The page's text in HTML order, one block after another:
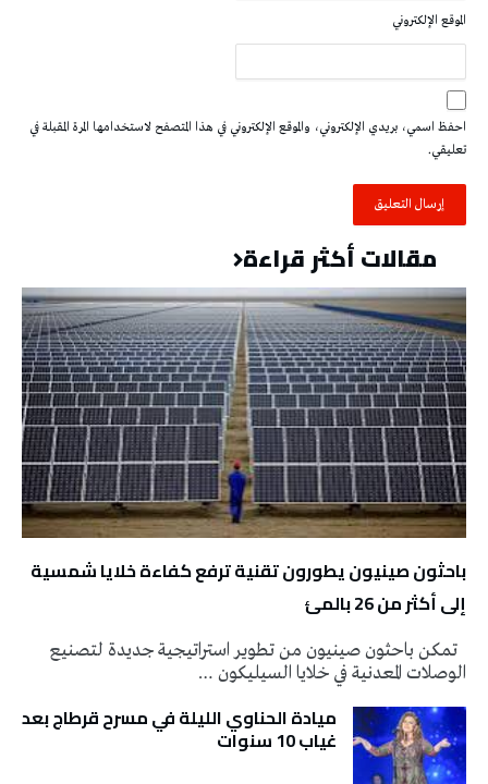
الموقع الإلكتروني
احفظ اسمي، بريدي الإلكتروني، والموقع الإلكتروني في هذا المتصفح لاستخدامها المرة المقبلة في
تعليقي.
مقالات أكثر قراءة
باحثون صينيون يطورون تقنية ترفع كفاءة خلايا شمسية
إلى أكثر من 26 بالمئ
تمكن باحثون صينيون من تطوير استراتيجية جديدة لتصنيع
الوصلات المعدنية في خلايا السيليكون …
ميادة الحناوي الليلة في مسرح قرطاج بعد
غياب 10 سنوات